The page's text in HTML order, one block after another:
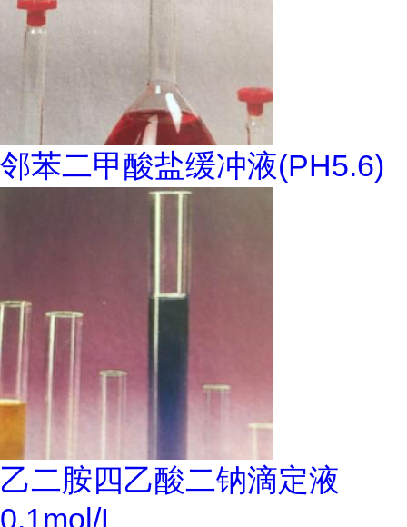
邻苯二甲酸盐缓冲液(PH5.6)
乙二胺四乙酸二钠滴定液
0.1mol/L